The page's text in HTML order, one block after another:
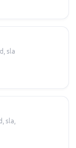
sla
sla,